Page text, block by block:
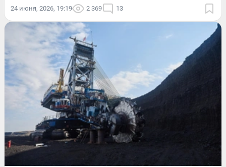
24 июня, 2026, 19:19 2 369 13